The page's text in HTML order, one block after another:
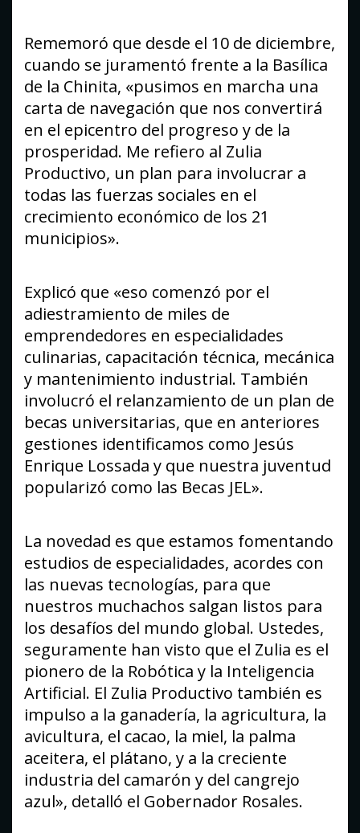
Rememoró que desde el 10 de diciembre,
cuando se juramentó frente a la Basílica
de la Chinita, «pusimos en marcha una
carta de navegación que nos convertirá
en el epicentro del progreso y de la
prosperidad. Me refiero al Zulia
Productivo, un plan para involucrar a
todas las fuerzas sociales en el
crecimiento económico de los 21
municipios».
Explicó que «eso comenzó por el
adiestramiento de miles de
emprendedores en especialidades
culinarias, capacitación técnica, mecánica
y mantenimiento industrial. También
involucró el relanzamiento de un plan de
becas universitarias, que en anteriores
gestiones identificamos como Jesús
Enrique Lossada y que nuestra juventud
popularizó como las Becas JEL».
La novedad es que estamos fomentando
estudios de especialidades, acordes con
las nuevas tecnologías, para que
nuestros muchachos salgan listos para
los desafíos del mundo global. Ustedes,
seguramente han visto que el Zulia es el
pionero de la Robótica y la Inteligencia
Artificial. El Zulia Productivo también es
impulso a la ganadería, la agricultura, la
avicultura, el cacao, la miel, la palma
aceitera, el plátano, y a la creciente
industria del camarón y del cangrejo
azul», detalló el Gobernador Rosales.